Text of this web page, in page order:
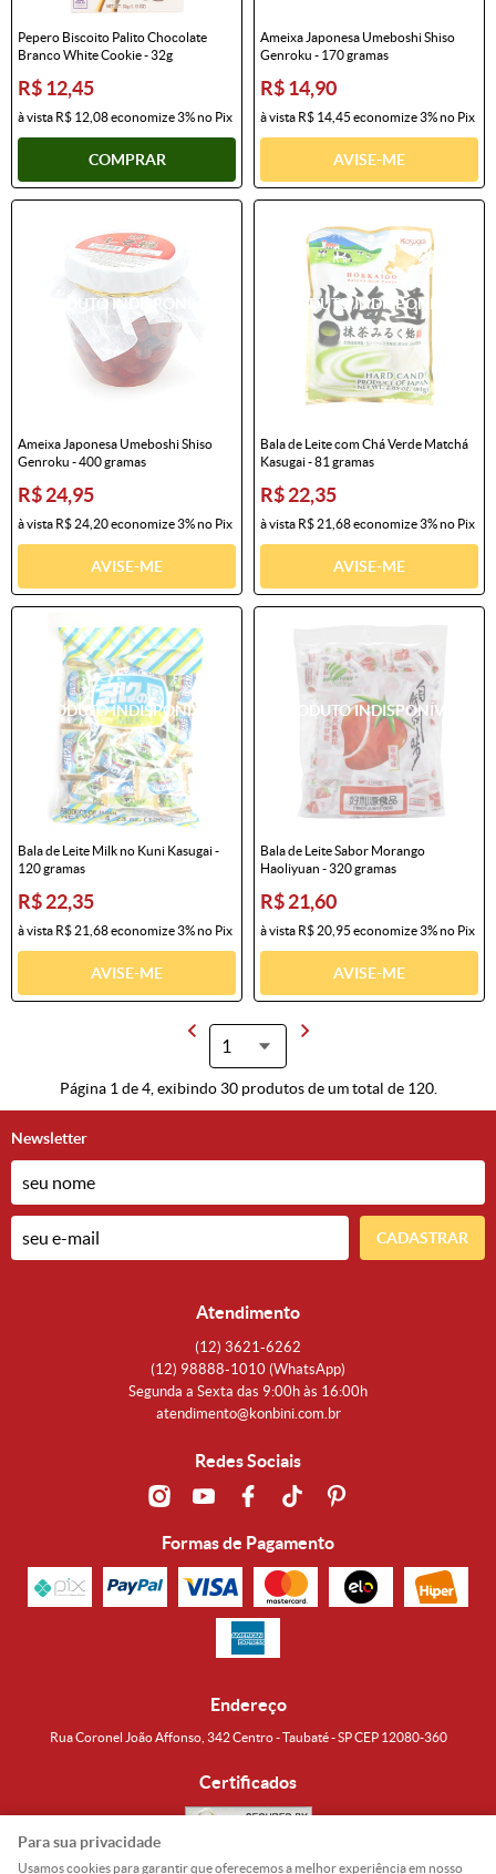
Pepero Biscoito Palito Chocolate
Branco White Cookie - 32g
R$ 12,45
à vista R$ 12,08economize3%no Pix
COMPRAR
Ameixa Japonesa Umeboshi Shiso
Genroku - 170 gramas
R$ 14,90
à vista R$ 14,45 economize3%no Pix
AVISE-ME
Ameixa Japonesa Umeboshi Shiso
Genroku - 400 gramas
R$ 24,95
à vista R$ 24,20economize3%no Pix
AVISE-ME
Bala de Leite com Chá Verde Matchá
Kasugai - 81 gramas
R$ 22,35
à vista R$ 21,68economize3%no Pix
AVISE-ME
Bala de Leite Milk no Kuni Kasugai -
120 gramas
R$ 22,35
à vista R$ 21,68economize3%no Pix
AVISE-ME
Bala de Leite Sabor Morango
Haoliyuan - 320 gramas
R$ 21,60
à vista R$ 20,95 economize3%no Pix
AVISE-ME
Página 1 de 4, exibindo 30 produtos de um total de 120.
Newsletter
CADASTRAR
Atendimento
(12) 3621-6262
(12) 98888-1010 (WhatsApp)
Segunda a Sexta das 9:00h às 16:00h
atendimento@konbini.com.br
Redes Sociais
Formas de Pagamento
Endereço
Rua Coronel João Affonso, 342 Centro - Taubaté - SP CEP 12080-360
Certificados
Para sua privacidade
Usamos cookies para garantir que oferecemos a melhor experiência em nosso